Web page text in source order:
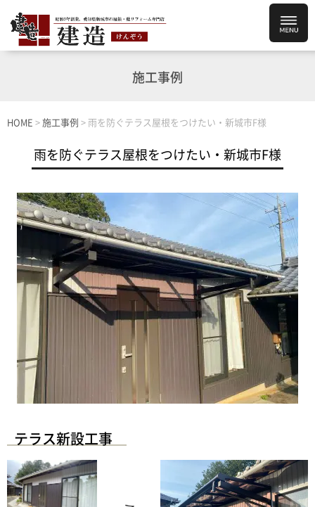
施工事例
HOME > 施工事例 > 雨を防ぐテラス屋根をつけたい・新城市F様
雨を防ぐテラス屋根をつけたい・新城市F様
テラス新設工事